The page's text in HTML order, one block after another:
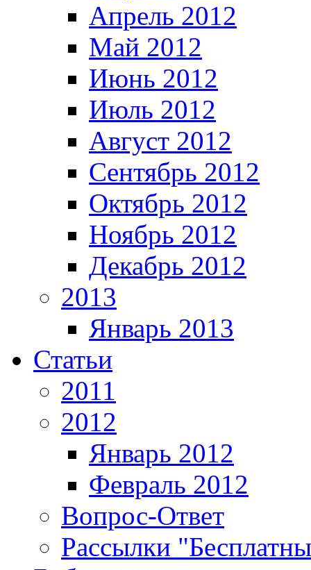
Апрель 2012
Май 2012
Июнь 2012
Июль 2012
Август 2012
Сентябрь 2012
Октябрь 2012
Ноябрь 2012
Декабрь 2012
2013
Январь 2013
Статьи
2011
2012
Январь 2012
Февраль 2012
Вопрос-Ответ
Рассылки